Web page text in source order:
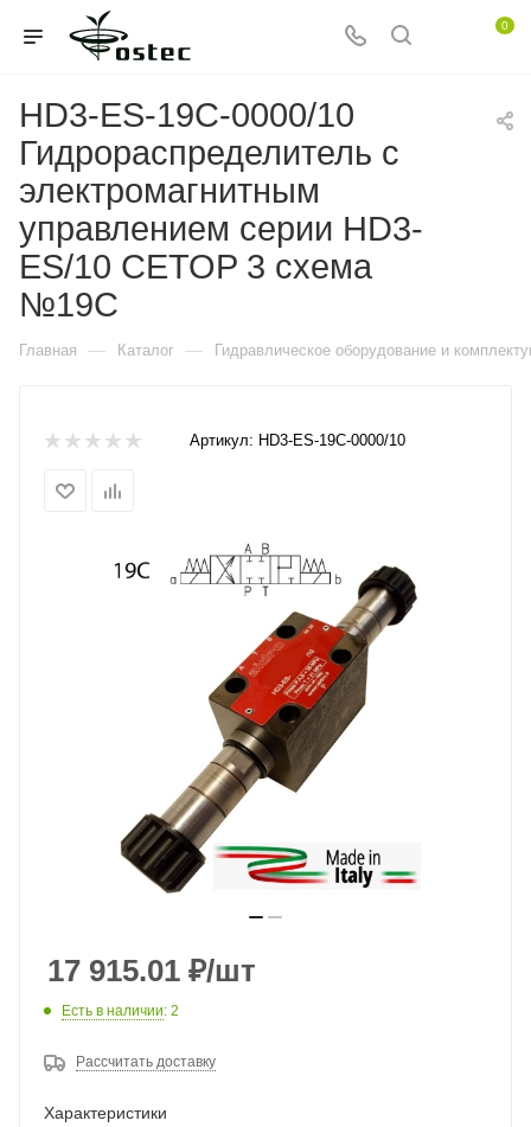
0
HD3-ES-19C-0000/10
Гидрораспределитель с
электромагнитным
управлением серии HD3-
ES/10 CETOP 3 схема
№19C
Главная — Каталог — Гидравлическое оборудование и
Артикул: HD3-ES-19C-0000/10
17 915.01 ₽/шт
Есть в наличии: 2
Рассчитать доставку
Характеристики